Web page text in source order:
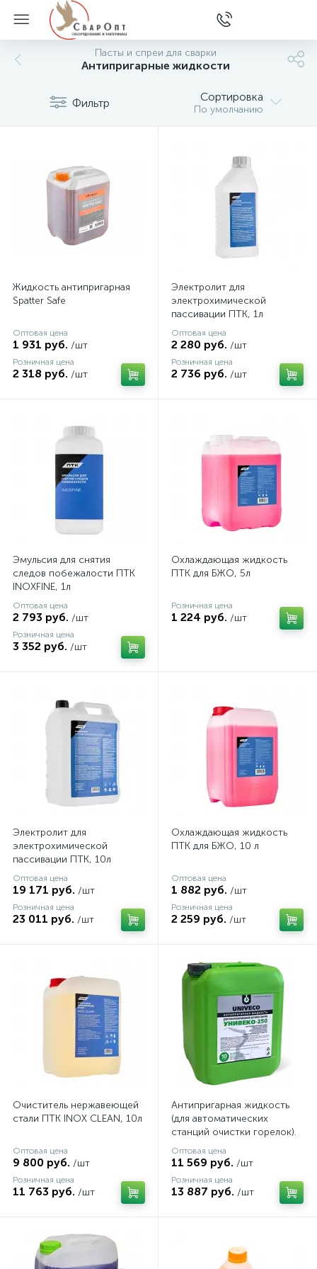
Пасты и спреи для сварки
Антипригарные жидкости
Фильтр Сортировка
По умолчанию
Жидкость антипригарная
Spatter Safe
Оптовая цена
1 931 руб. /шт
Розничная цена
2 318 руб. /шт
Электролит для
электрохимической
пассивации ПТК, 1л
Оптовая цена
2 280 руб. /шт
Розничная цена
2 736 руб. /шт
Эмульсия для снятия
следов побежалости ПТК
INOXFINE, 1л
Оптовая цена
2 793 руб. /шт
Розничная цена
3 352 руб. /шт
Охлаждающая жидкость
ПТК для БЖО, 5л
Розничная цена
1 224 руб. /шт
Электролит для
электрохимической
пассивации ПТК, 10л
Оптовая цена
19 171 руб. /шт
Розничная цена
23 011 руб. /шт
Охлаждающая жидкость
ПТК для БЖО, 10 л
Оптовая цена
1 882 руб. /шт
Розничная цена
2 259 руб. /шт
Очиститель нержавеющей
стали ПТК INOX CLEAN, 10л
Оптовая цена
9 800 руб. /шт
Розничная цена
11 763 руб. /шт
Антипригарная жидкость
(для автоматических
станций очистки горелок).
УНИВЕКО-250
Оптовая цена
11 569 руб. /шт
Розничная цена
13 887 руб. /шт